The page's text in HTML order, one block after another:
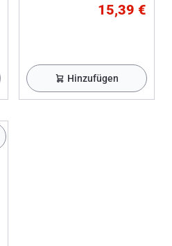
15,39 €
Hinzufügen